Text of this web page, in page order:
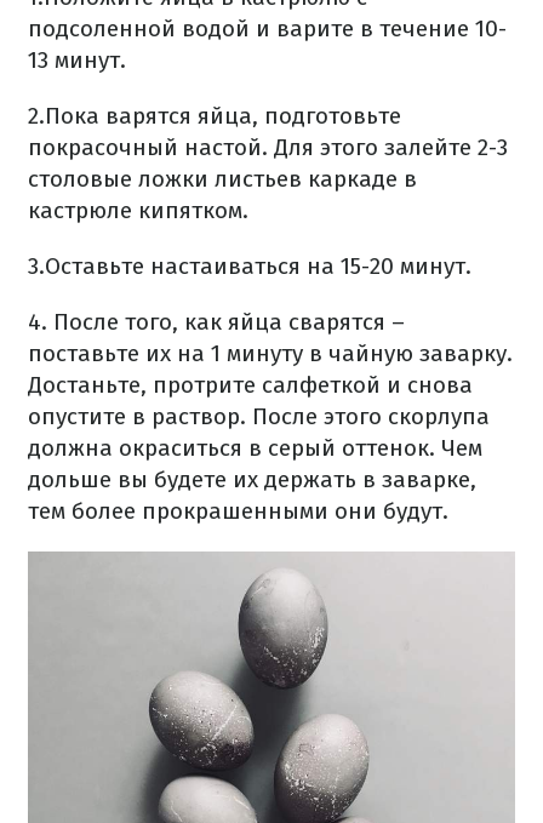
подсоленной водой и варите в течение 10-
13 минут.
2.Пока варятся яйца, подготовьте
покрасочный настой. Для этого залейте 2-3
столовые ложки листьев каркаде в
кастрюле кипятком.
3.Оставьте настаиваться на 15-20 минут.
4. После того, как яйца сварятся –
поставьте их на 1 минуту в чайную заварку.
Достаньте, протрите салфеткой и снова
опустите в раствор. После этого скорлупа
должна окраситься в серый оттенок. Чем
дольше вы будете их держать в заварке,
тем более прокрашенными они будут.